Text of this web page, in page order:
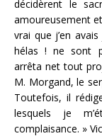
décidèrent le
amoureusement
vrai que j’en
hélas ! ne sont
arrêta net tout
M. Morgand, le
Toutefois, il
lesquels je
complaisance. »